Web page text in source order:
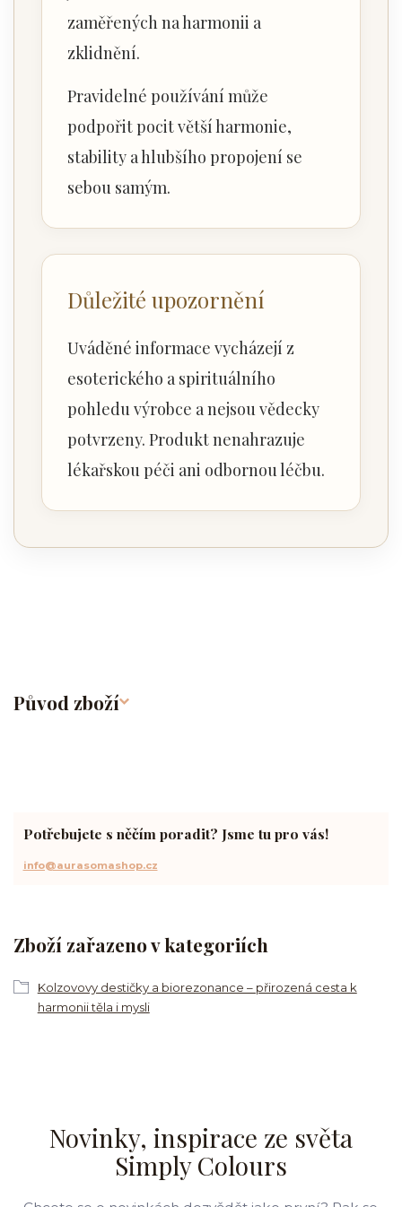
zaměřených na harmonii a
zklidnění.
Pravidelné používání může
podpořit pocit větší harmonie,
stability a hlubšího propojení se
sebou samým.
Důležité upozornění
Uváděné informace vycházejí z
esoterického a spirituálního
pohledu výrobce a nejsou vědecky
potvrzeny. Produkt nenahrazuje
lékařskou péči ani odbornou léčbu.
Původ zboží
Zboží zařazeno v kategoriích
Kolzovovy destičky a biorezonance – přirozená cesta k
harmonii těla i mysli
Potřebujete s něčím poradit? Jsme tu pro vás!
info@aurasomashop.cz
Novinky, inspirace ze světa
Simply Colours